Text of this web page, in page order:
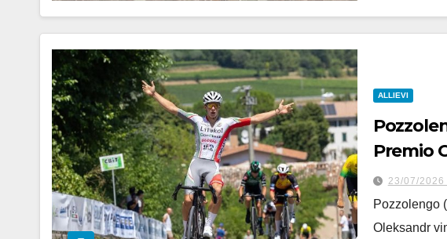
ALLIEVI
Premio
23/07/2026
Pozzolengo
Oleksandr